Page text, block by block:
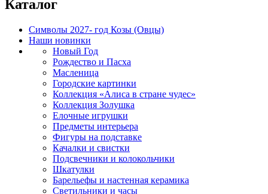
Каталог
Символы 2027- год Козы (Овцы)
Наши новинки
Новый Год
Рождество и Пасха
Масленица
Городские картинки
Коллекция «Алиса в стране чудес»
Коллекция Золушка
Елочные игрушки
Предметы интерьера
Фигуры на подставке
Качалки и свистки
Подсвечники и колокольчики
Шкатулки
Барельефы и настенная керамика
Светильники и часы